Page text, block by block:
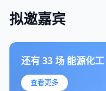
拟邀嘉宾
还有33场 能源化工
查看更多